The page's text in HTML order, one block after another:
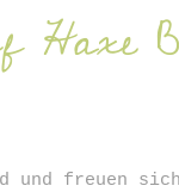
und freuen